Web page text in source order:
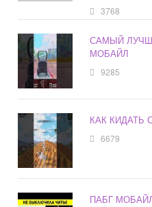
3768
САМЫЙ
МОБАЙЛ
9285
КАК КИДАТЬ
6679
ПАБГ